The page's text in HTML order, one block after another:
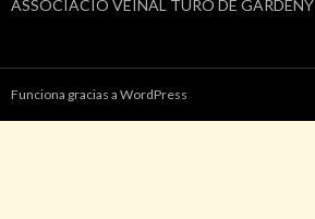
ASSOCIACIÓ VEÏNAL TURÓ DE GARDENY
Funciona gracias a WordPress